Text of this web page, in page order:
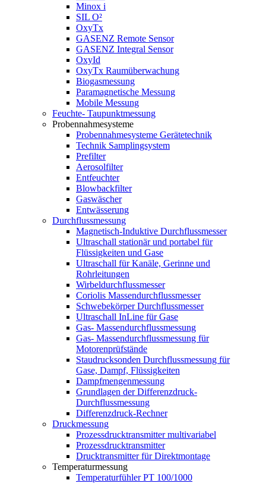
Minox i
SIL O²
OxyTx
GASENZ Remote Sensor
GASENZ Integral Sensor
OxyId
OxyTx Raumüberwachung
Biogasmessung
Paramagnetische Messung
Mobile Messung
Feuchte- Taupunktmessung
Probennahmesysteme
Probennahmesysteme Gerätetechnik
Technik Samplingsystem
Prefilter
Aerosolfilter
Entfeuchter
Blowbackfilter
Gaswäscher
Entwässerung
Durchflussmessung
Magnetisch-Induktive Durchflussmesser
Ultraschall stationär und portabel für
Flüssigkeiten und Gase
Ultraschall für Kanäle, Gerinne und
Rohrleitungen
Wirbeldurchflussmesser
Coriolis Massendurchflussmesser
Schwebekörper Durchflussmesser
Ultraschall InLine für Gase
Gas- Massendurchflussmessung
Gas- Massendurchflussmessung für
Motorenprüfstände
Staudrucksonden Durchflussmessung für
Gase, Dampf, Flüssigkeiten
Dampfmengenmessung
Grundlagen der Differenzdruck-
Durchflussmessung
Differenzdruck-Rechner
Druckmessung
Prozessdrucktransmitter multivariabel
Prozessdrucktransmitter
Drucktransmitter für Direktmontage
Temperaturmessung
Temperaturfühler PT 100/1000